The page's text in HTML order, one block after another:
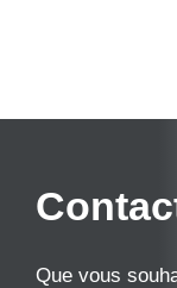
Que vous